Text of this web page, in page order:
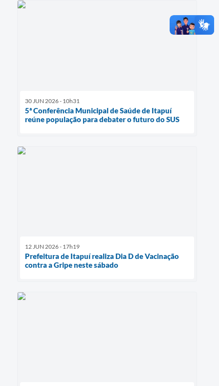
30 JUN 2026 - 10h31
5ª Conferência Municipal de Saúde de Itapuí
reúne população para debater o futuro do SUS
12 JUN 2026 - 17h19
Prefeitura de Itapuí realiza Dia D de Vacinação
contra a Gripe neste sábado